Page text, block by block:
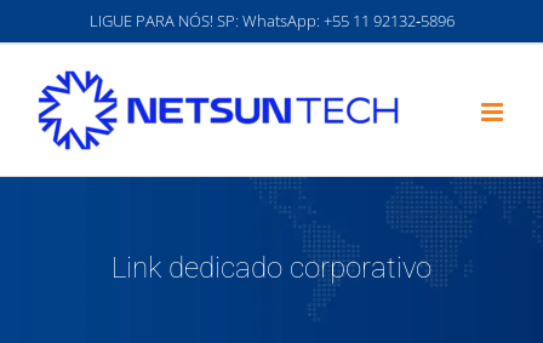
para
conteúdo
LIGUE PARA NÓS! SP: WhatsApp: ‪+55 11 92132‑5896‬
Link dedicado corporativo